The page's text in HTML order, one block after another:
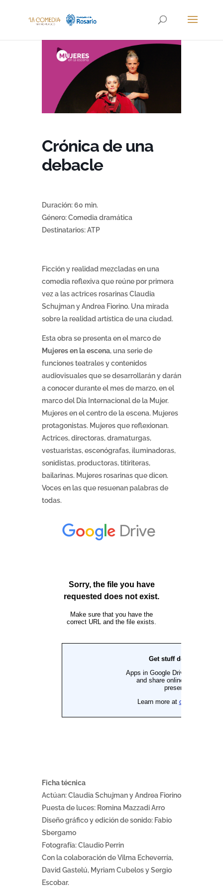
Crónica de una
debacle
Duración: 60 min.
Género: Comedia dramática
Destinatarios: ATP
Ficción y realidad mezcladas en una
comedia reflexiva que reúne por primera
vez a las actrices rosarinas Claudia
Schujman y Andrea Fiorino. Una mirada
sobre la realidad artística de una ciudad.
Esta obra se presenta en el marco de
Mujeres en la escena, una serie de
funciones teatrales y contenidos
audiovisuales que se desarrollarán y darán
a conocer durante el mes de marzo, en el
marco del Día Internacional de la Mujer.
Mujeres en el centro de la escena. Mujeres
protagonistas. Mujeres que reflexionan.
Actrices, directoras, dramaturgas,
vestuaristas, escenógrafas, iluminadoras,
sonidistas, productoras, titiriteras,
bailarinas. Mujeres rosarinas que dicen.
Voces en las que resuenan palabras de
todas.
Ficha técnica
Actúan: Claudia Schujman y Andrea Fiorino
Puesta de luces: Romina Mazzadi Arro
Diseño gráfico y edición de sonido: Fabio
Sbergamo
Fotografía: Claudio Perrin
Con la colaboración de Vilma Echeverría,
David Gastelú, Myriam Cubelos y Sergio
Escobar.